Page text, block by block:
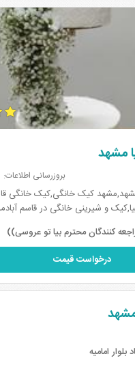
قنادی های بلوار
قنادی های ملک آباد
قنادی های بلوار امام
قنادی های خیابان
مشهد
بروزرسانی اطلاعات: 11 خرداد 1405
کیک خانگی,کیک خانگی
و شیرینی خانگی در قاسم
کیک خانگی،کیک خانگی مشهد،کیک
هان...
کنندگان محترم بیا تو عروسی))
درخواست قیمت
امامیه